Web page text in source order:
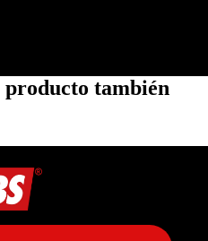
producto también